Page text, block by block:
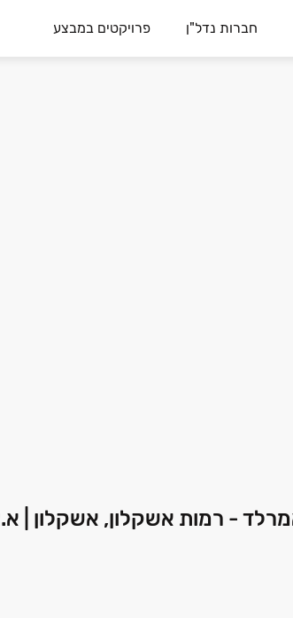
חברות נדל"ן פרויקטים במבצע